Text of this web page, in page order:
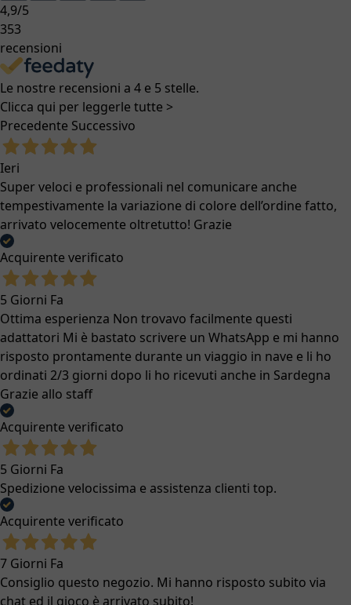
4,9/5
353
recensioni
Le nostre recensioni a 4 e 5 stelle.
Clicca qui per leggerle tutte >
Precedente Successivo
Ieri
Super veloci e professionali nel comunicare anche
tempestivamente la variazione di colore dell’ordine fatto,
arrivato velocemente oltretutto! Grazie
Acquirente verificato
5 Giorni Fa
Ottima esperienza Non trovavo facilmente questi
adattatori Mi è bastato scrivere un WhatsApp e mi hanno
risposto prontamente durante un viaggio in nave e li ho
ordinati 2/3 giorni dopo li ho ricevuti anche in Sardegna
Grazie allo staff
Acquirente verificato
5 Giorni Fa
Spedizione velocissima e assistenza clienti top.
Acquirente verificato
7 Giorni Fa
Consiglio questo negozio. Mi hanno risposto subito via
chat ed il gioco è arrivato subito!